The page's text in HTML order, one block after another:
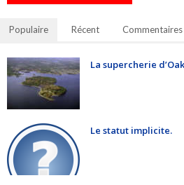
Populaire Récent Commentaires
La supercherie
Le statut implicite.